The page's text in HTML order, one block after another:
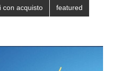
con acquisto featured